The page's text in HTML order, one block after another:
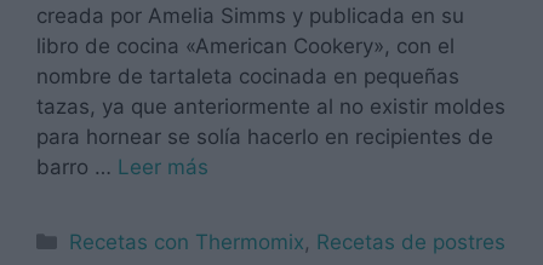
creada por Amelia Simms y publicada en su
libro de cocina «American Cookery», con el
nombre de tartaleta cocinada en pequeñas
tazas, ya que anteriormente al no existir moldes
para hornear se solía hacerlo en recipientes de
barro … Leer más
Categorías
Recetas con Thermomix, Recetas de postres